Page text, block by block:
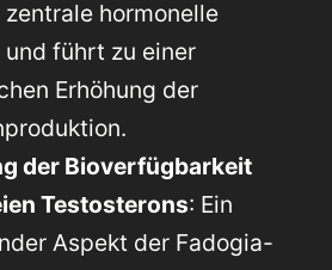
hormonelle
führt zu einer
Erhöhung der
der Bioverfügbarkeit
Testosterons: Ein
Aspekt der Fadogia-